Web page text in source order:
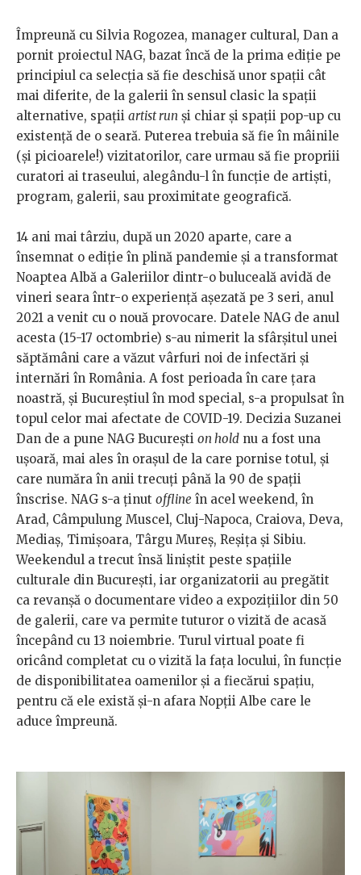
Împreună cu Silvia Rogozea, manager cultural, Dan a
pornit proiectul NAG, bazat încă de la prima ediție pe
principiul ca selecția să fie deschisă unor spații cât
mai diferite, de la galerii în sensul clasic la spații
alternative, spații artist run și chiar și spații pop-up cu
existență de o seară. Puterea trebuia să fie în mâinile
(și picioarele!) vizitatorilor, care urmau să fie propriii
curatori ai traseului, alegându-l în funcție de artiști,
program, galerii, sau proximitate geografică.
14 ani mai târziu, după un 2020 aparte, care a
însemnat o ediție în plină pandemie și a transformat
Noaptea Albă a Galeriilor dintr-o buluceală avidă de
vineri seara într-o experiență așezată pe 3 seri, anul
2021 a venit cu o nouă provocare. Datele NAG de anul
acesta (15-17 octombrie) s-au nimerit la sfârșitul unei
săptămâni care a văzut vârfuri noi de infectări și
internări în România. A fost perioada în care țara
noastră, și Bucureștiul în mod special, s-a propulsat în
topul celor mai afectate de COVID-19. Decizia Suzanei
Dan de a pune NAG București on hold nu a fost una
ușoară, mai ales în orașul de la care pornise totul, și
care număra în anii trecuți până la 90 de spații
înscrise. NAG s-a ținut offline în acel weekend, în
Arad, Câmpulung Muscel, Cluj-Napoca, Craiova, Deva,
Mediaș, Timișoara, Târgu Mureș, Reșița și Sibiu.
Weekendul a trecut însă liniștit peste spațiile
culturale din București, iar organizatorii au pregătit
ca revanșă o documentare video a expozițiilor din 50
de galerii, care va permite tuturor o vizită de acasă
începând cu 13 noiembrie. Turul virtual poate fi
oricând completat cu o vizită la fața locului, în funcție
de disponibilitatea oamenilor și a fiecărui spațiu,
pentru că ele există și-n afara Nopții Albe care le
aduce împreună.